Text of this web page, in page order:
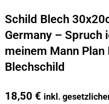
Schild Blech
Germany – Spruch
meinem Mann Plan
Blechschild
18,50 € inkl.